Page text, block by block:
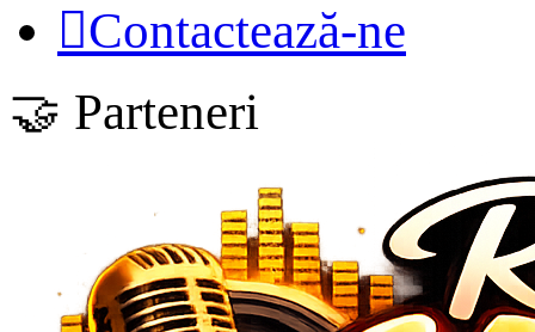
Contactează-ne
🤝 Parteneri